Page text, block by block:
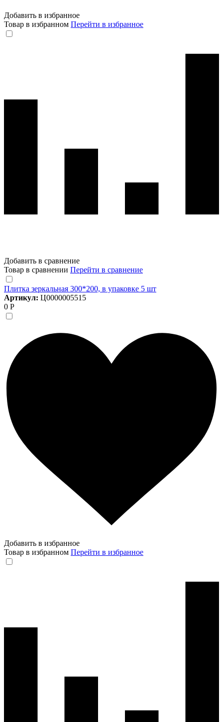
Добавить в избранное
Товар в избранном Перейти в избранное
Добавить в сравнение
Товар в сравнении Перейти в сравнение
Плитка зеркальная 300*200, в упаковке 5 шт
Артикул: Ц0000005515
0 Р
Добавить в избранное
Товар в избранном Перейти в избранное